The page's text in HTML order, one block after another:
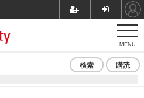
MENU
検索 購読